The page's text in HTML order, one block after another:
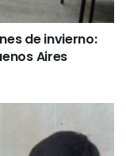
de invierno:
Aires